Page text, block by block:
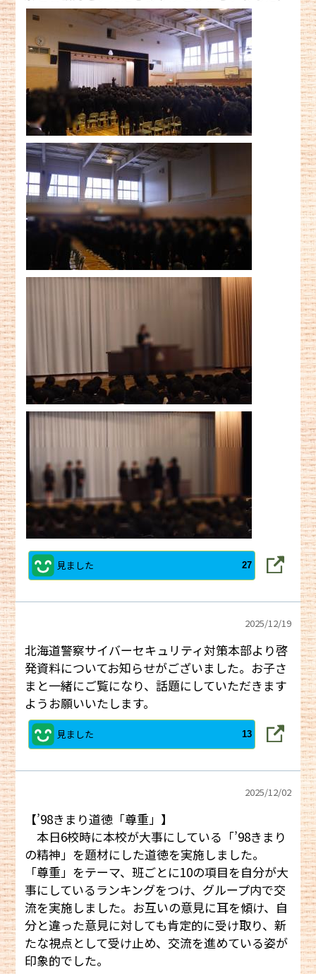
見ました 27
2025/12/19
北海道警察サイバーセキュリティ対策本部より啓
発資料についてお知らせがございました。お子さ
まと一緒にご覧になり、話題にしていただきます
ようお願いいたします。
見ました 13
2025/12/02
【’98きまり道徳「尊重」】
本日6校時に本校が大事にしている「’98きまり
の精神」を題材にした道徳を実施しました。
「尊重」をテーマ、班ごとに10の項目を自分が大
事にしているランキングをつけ、グループ内で交
流を実施しました。お互いの意見に耳を傾け、自
分と違った意見に対しても肯定的に受け取り、新
たな視点として受け止め、交流を進めている姿が
印象的でした。